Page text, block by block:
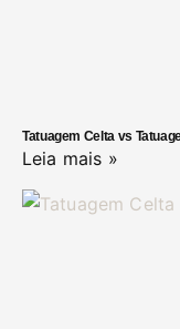
Tatuagem Celta vs
Leia mais »